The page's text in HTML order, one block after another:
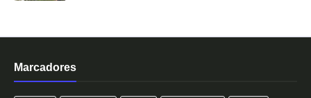
Marcadores